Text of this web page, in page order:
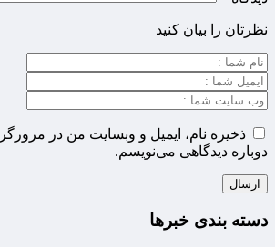
نظرتان را بیان کنید
ذخیره نام، ایمیل و وبسایت من در
دوباره دیدگاهی می‌نویسم.
دسته بندی خبرها